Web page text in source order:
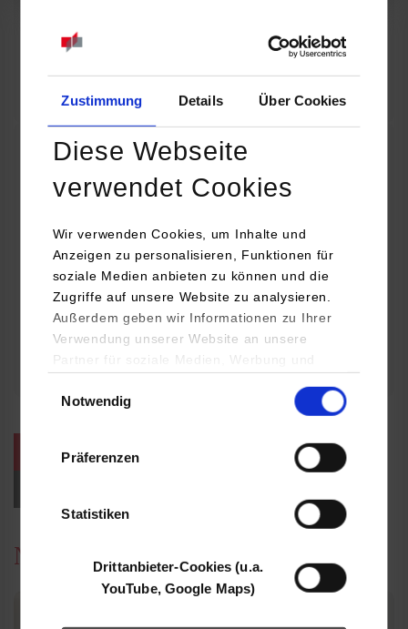
Zustimmung Details Über Cookies
Diese Webseite
verwendet Cookies
Wir verwenden Cookies, um Inhalte und
Anzeigen zu personalisieren, Funktionen für
soziale Medien anbieten zu können und die
Zugriffe auf unsere Website zu analysieren.
Außerdem geben wir Informationen zu Ihrer
Verwendung unserer Website an unsere
Partner für soziale Medien, Werbung und
YouTube, Google Maps) führen diese
Daten zusammen, die Sie ihnen bereitgestellt
haben oder die sie im Rahmen Ihrer Nutzung
Notwendig
Präferenzen
Statistiken
Drittanbieter-Cookies (u.a.
YouTube, Google Maps)
Online INDIS-Infoveranstaltung für Studierende
Zum Event
Technologietag: Clean Urban Transportation –
nachhaltige Mobilität im (sub)urbanen Umfeld
16.09.2026 - 17.09.2026
Im Mittelpunkt stehen elektrische Antriebe, moderne
Batterietechnologien und innovative Fahrzeugkonzepte für
nachhaltige Mobilität in Stadt und…
weitere Veranstaltungen / Termine
News